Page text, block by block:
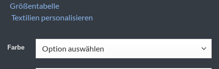
Größentabelle
Textilien personalisieren
Farbe